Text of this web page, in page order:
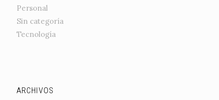
Personal
Sin categoría
Tecnología
ARCHIVOS